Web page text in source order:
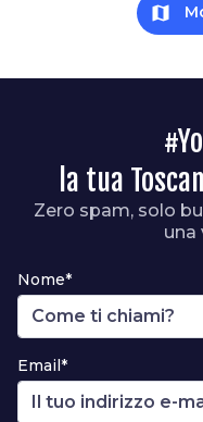
map
la tua
Zero spam, solo
una
Nome*
Email*